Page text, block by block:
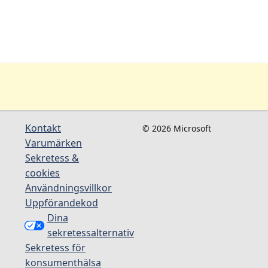
Kontakt
Varumärken
Sekretess &
cookies
Användningsvillkor
Uppförandekod
Dina
sekretessalternativ
Sekretess för
konsumenthälsa
© 2026 Microsoft